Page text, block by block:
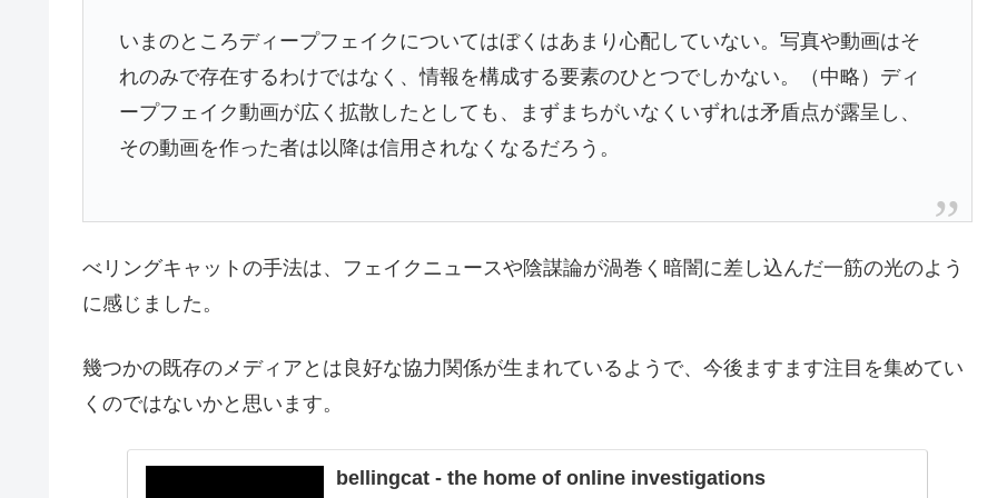
いまのところディープフェイクについてはぼくはあまり心配していない。写真や動画はそ
れのみで存在するわけではなく、情報を構成する要素のひとつでしかない。（中略）ディ
ープフェイク動画が広く拡散したとしても、まずまちがいなくいずれは矛盾点が露呈し、
その動画を作った者は以降は信用されなくなるだろう。
べリングキャットの手法は、フェイクニュースや陰謀論が渦巻く暗闇に差し込んだ一筋の光のよう
に感じました。
幾つかの既存のメディアとは良好な協力関係が生まれているようで、今後ますます注目を集めてい
くのではないかと思います。
bellingcat - the home of online investigations